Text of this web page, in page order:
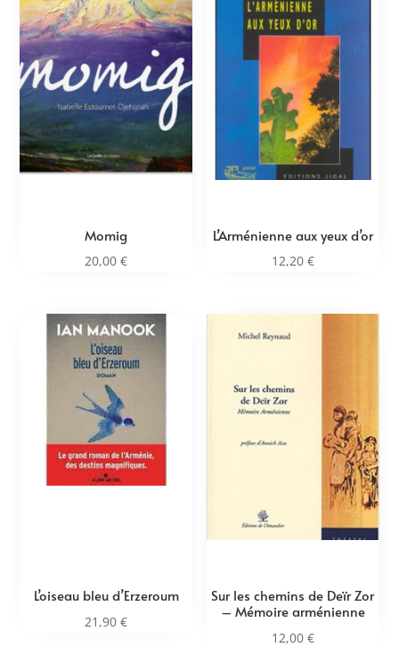
Momig
20,00€
L’Arménienne aux yeux d’or
12,20 €
L’oiseau bleu d’Erzeroum
21,90€
Sur les chemins de Deïr Zor
– Mémoire arménienne
12,00 €